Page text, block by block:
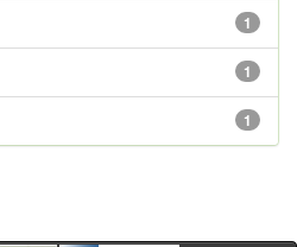
1
1
1